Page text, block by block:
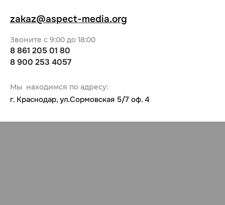
Мы находимся по адресу:
г. Краснодар, ул.Сормовская 5/7 оф. 4
Звоните с 9:00 до 18:00
8 861 205 01 80
8 900 253 4057
zakaz@aspect-media.org